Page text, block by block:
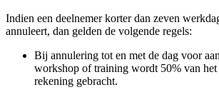
Indien een deelnemer korter dan zeven
annuleert, dan gelden de volgende regels:
Bij annulering tot en met de dag voor
workshop of training wordt 50% van het
rekening gebracht.